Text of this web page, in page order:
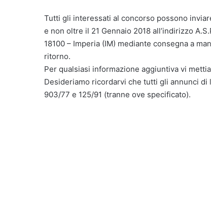
Tutti gli interessati al concorso possono
e non oltre il 21 Gennaio 2018 all’indirizzo
18100 – Imperia (IM) mediante consegna a
ritorno.
Per qualsiasi informazione aggiuntiva vi
Desideriamo ricordarvi che tutti gli annunci
903/77 e 125/91 (tranne ove specificato).